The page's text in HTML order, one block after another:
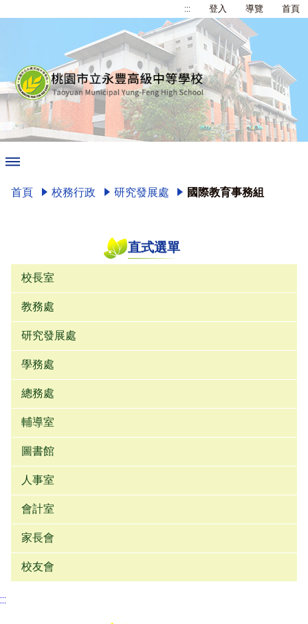
::: 登入 導覽 首頁
首頁 校務行政 研究發展處 國際教育事務組
直式選單
校長室
教務處
研究發展處
學務處
總務處
輔導室
圖書館
人事室
會計室
家長會
校友會
:::